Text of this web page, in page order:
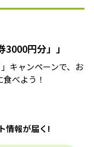
3000円分」」
キャンペーンで、お
べよう！
情報が届く!